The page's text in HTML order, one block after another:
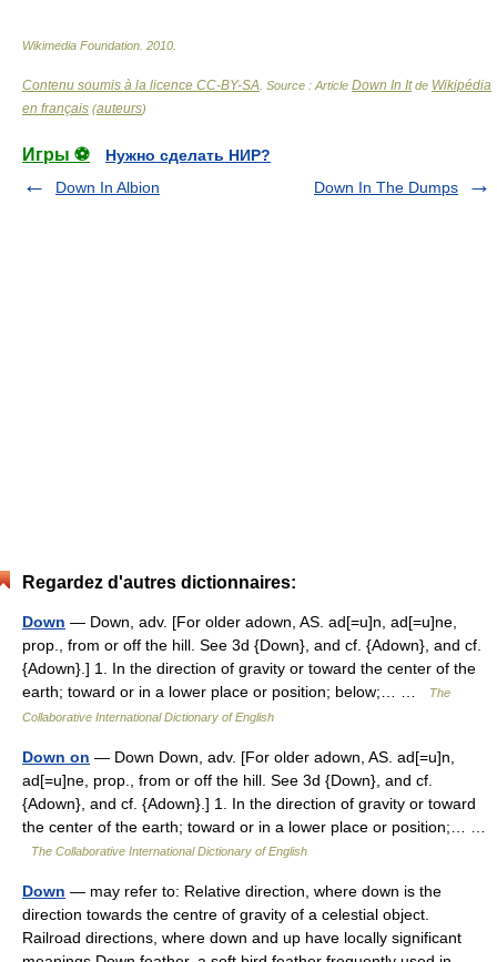
Wikimedia Foundation 2010
Contenu soumis à la licence CC-BY-SA . Source : Article Down In Itde Wikipédia
en français (auteurs)
Игры ⚽
Нужно сделать НИР?
Down In Albion
Down In The Dumps
Regardez d'autres dictionnaires:
Down — Down, adv. [For older adown, AS. ad[=u]n, ad[=u]ne,
prop., from or off the hill. See 3d {Down}, and cf. {Adown}, and cf.
{Adown}.] 1. In the direction of gravity or toward the center of the
earth; toward or in a lower place or position; below;… …
The
Collaborative International Dictionary of English
Down on — Down Down, adv. [For older adown, AS. ad[=u]n,
ad[=u]ne, prop., from or off the hill. See 3d {Down}, and cf.
{Adown}, and cf. {Adown}.] 1. In the direction of gravity or toward
the center of the earth; toward or in a lower place or position;… …
The Collaborative International Dictionary of English
Down — may refer to: Relative direction, where down is the
direction towards the centre of gravity of a celestial object.
Railroad directions, where down and up have locally significant